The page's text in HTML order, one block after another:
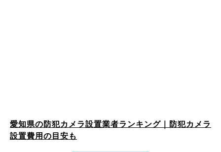
愛知県の防犯カメラ設置業者ランキング｜防犯カメラ
設置費用の目安も